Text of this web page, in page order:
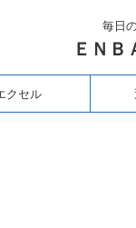
毎日
ＥＮＢ
クセル